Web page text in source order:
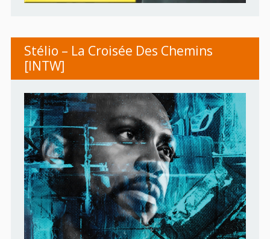
Stélio – La Croisée Des Chemins
[INTW]